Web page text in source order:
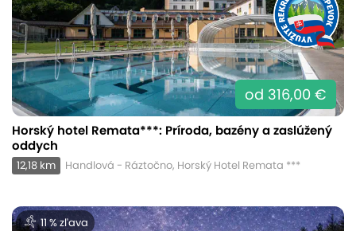
od 316,00 €
Horský hotel Remata***: Príroda, bazény a zaslúžený
oddych
12,18 km Handlová - Ráztočno, Horský Hotel Remata ***
11 % zľava